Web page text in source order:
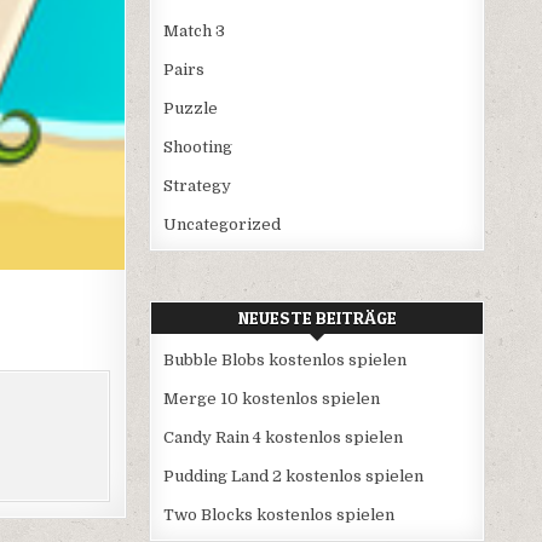
Match 3
Pairs
Puzzle
Shooting
Strategy
Uncategorized
NEUESTE BEITRÄGE
Bubble Blobs kostenlos spielen
Merge 10 kostenlos spielen
Candy Rain 4 kostenlos spielen
Pudding Land 2 kostenlos spielen
Two Blocks kostenlos spielen